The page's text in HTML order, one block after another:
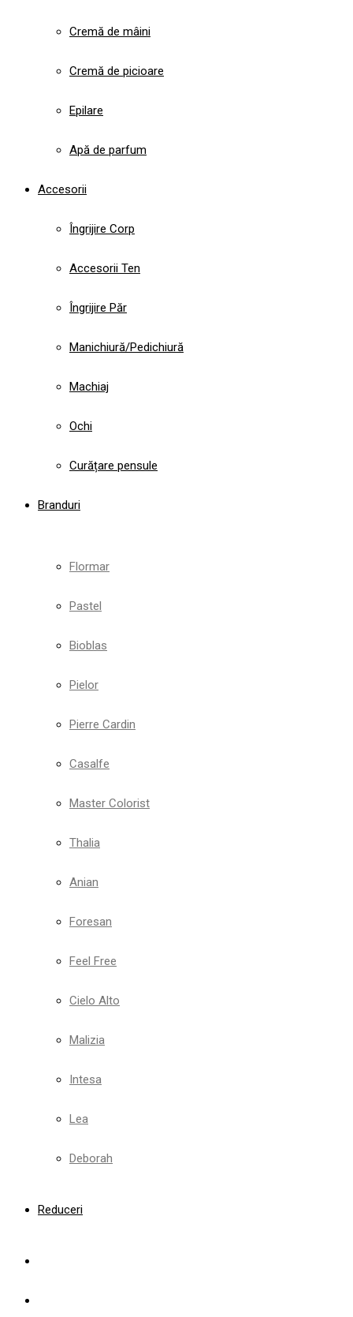
Cremă de mâini
Cremă de picioare
Epilare
Apă de parfum
Accesorii
Îngrijire Corp
Accesorii Ten
Îngrijire Păr
Manichiură/Pedichiură
Machiaj
Ochi
Curățare pensule
Branduri
Flormar
Pastel
Bioblas
Pielor
Pierre Cardin
Casalfe
Master Colorist
Thalia
Anian
Foresan
Feel Free
Cielo Alto
Malizia
Intesa
Lea
Deborah
Reduceri